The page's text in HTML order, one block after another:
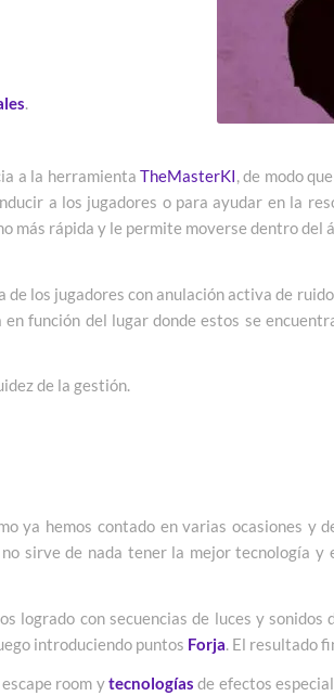
.
a la herramientaTheMasterKI, de modo
a los jugadores o para ayudar en la
más rápida y le permite moverse dentro del
de los jugadores con anulación activa de
función del lugar donde estos se
de la gestión.
ya hemos contado en varias ocasiones y
sirve de nada tener la mejor tecnología
con secuencias de luces y sonidos
introduciendo puntos Forja . El resultado
room ytecnologías de efectos